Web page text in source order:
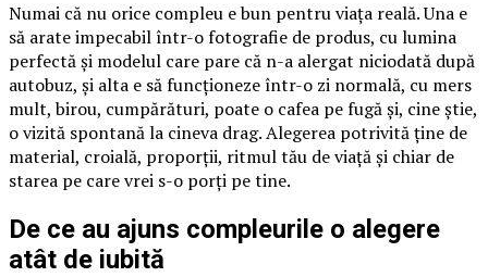
Numai că nu orice compleu e bun pentru viața reală. Una e
să arate impecabil într-o fotografie de produs, cu lumina
perfectă și modelul care pare că n-a alergat niciodată după
autobuz, și alta e să funcționeze într-o zi normală, cu mers
mult, birou, cumpărături, poate o cafea pe fugă și, cine știe,
o vizită spontană la cineva drag. Alegerea potrivită ține de
material, croială, proporții, ritmul tău de viață și chiar de
starea pe care vrei s-o porți pe tine.
De ce au ajuns compleurile o alegere
atât de iubită